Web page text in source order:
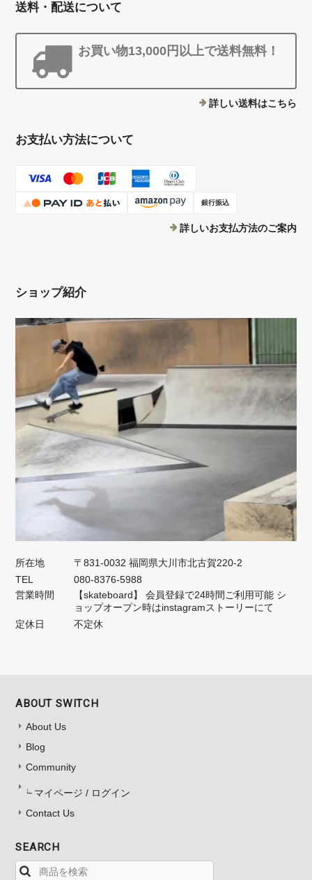
送料・配送について
お買い物13,000円以上で送料無料！
詳しい送料はこちら
お支払い方法について
銀行振込
詳しいお支払方法のご案内
ショップ紹介
所在地
〒831-0032 福岡県大川市北古賀220-2
TEL
080-8376-5988
営業時間
【skateboard】 会員登録で24時間ご利用可能 シ
ョップオープン時はinstagramストーリーにて
定休日
不定休
ABOUT SWITCH
About Us
Blog
Community
マイページ / ログイン
Contact Us
SEARCH